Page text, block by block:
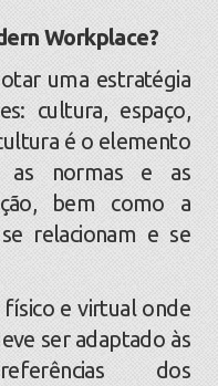
Workplace?
uma estratégia
cultura, espaço,
é o elemento
as normas e as
bem como a
relacionam e se
e virtual onde
ser adaptado às
dos